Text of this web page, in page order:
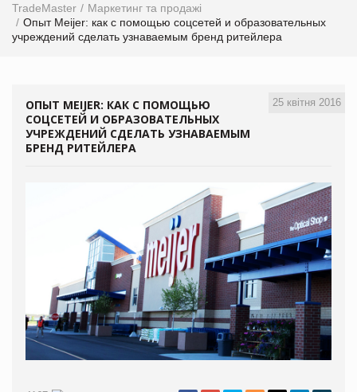
TradeMaster
Маркетинг та продажі
Опыт Meijer: как с помощью соцсетей и образовательных
учреждений сделать узнаваемым бренд ритейлера
25 квітня 2016
ОПЫТ MEIJER: КАК С ПОМОЩЬЮ
СОЦСЕТЕЙ И ОБРАЗОВАТЕЛЬНЫХ
УЧРЕЖДЕНИЙ СДЕЛАТЬ УЗНАВАЕМЫМ
БРЕНД РИТЕЙЛЕРА